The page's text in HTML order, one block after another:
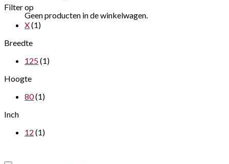
Geen producten in de winkelwagen.
Filter op
X(1)
Breedte
125(1)
Hoogte
80(1)
Inch
12 (1)